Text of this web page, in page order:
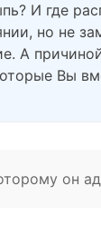
И где
но не
А
Вы
он